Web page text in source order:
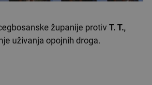
županije protivT. T.,
uživanja opojnih droga.